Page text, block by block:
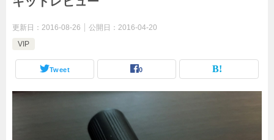
更新日： 2016-08-26 公開日： 2016-04-20
VIP
Tweet 0